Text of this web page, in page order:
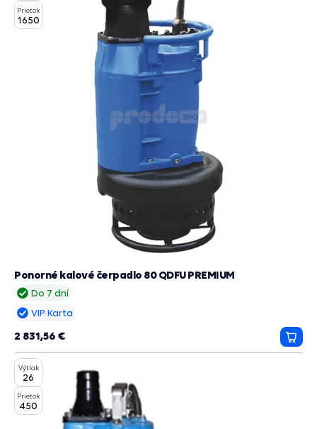
Prietok
1650
Do 7 dní
Ponorné kalové čerpadlo 80 QDFU PREMIUM
VIP Karta
2 831,56 €
do
Výtlak
26
Prietok
450